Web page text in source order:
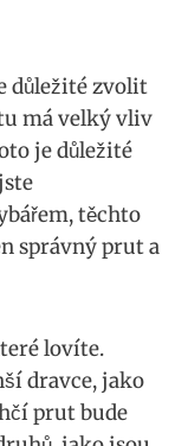
důležité zvolit
má velký‌ vliv
je důležité
‍těchto
​správný prut a
lovíte.‍
dravce, jako
prut bude